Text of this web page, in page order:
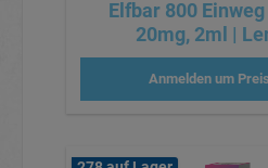
Elfbar 800
20mg, 2ml |
Anmelden um